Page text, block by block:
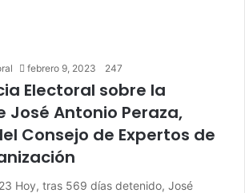
febrero 9, 2023 247
Electoral sobre la
José Antonio Peraza,
Consejo de Expertos de
Hoy, tras 569 días detenido, José